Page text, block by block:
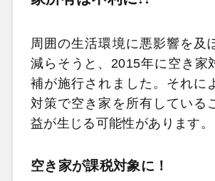
周囲の生活環境に悪影響を及
減らそうと、2015年に空き家
補が施行されました。それに
対策で空き家を所有している
益が生じる可能性があります。
空き家が課税対象に！